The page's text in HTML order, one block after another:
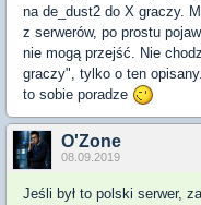
na de_dust2 do X graczy.
z serwerów, po prostu
nie mogą przejść. Nie
graczy", tylko o ten
to sobie poradze
O'Zone
08.09.2019
Jeśli był to polski serwer,